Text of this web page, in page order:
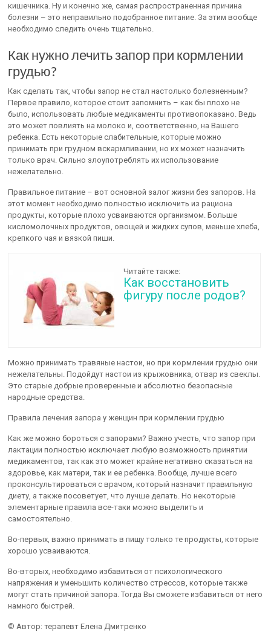
кишечника. Ну и конечно же, самая распространенная причина
болезни – это неправильно подобранное питание. За этим вообще
необходимо следить очень тщательно.
Как нужно лечить запор при кормлении
грудью?
Как сделать так, чтобы запор не стал настолько болезненным?
Первое правило, которое стоит запомнить – как бы плохо не
было, использовать любые медикаменты противопоказано. Ведь
это может повлиять на молоко и, соответственно, на Вашего
ребенка. Есть некоторые слабительные, которые можно
принимать при грудном вскармливании, но их может назначить
только врач. Сильно злоупотреблять их использование
нежелательно.
Правильное питание – вот основной залог жизни без запоров. На
этот момент необходимо полностью исключить из рациона
продукты, которые плохо усваиваются организмом. Больше
кисломолочных продуктов, овощей и жидких супов, меньше хлеба,
крепкого чая и вязкой пиши.
Читайте также:
Как восстановить
фигуру после родов?
Можно принимать травяные настои, но при кормлении грудью они
нежелательны. Подойдут настои из крыжовника, отвар из свеклы.
Это старые добрые проверенные и абсолютно безопасные
народные средства.
Правила лечения запора у женщин при кормлении грудью
Как же можно бороться с запорами? Важно учесть, что запор при
лактации полностью исключает любую возможность принятии
медикаментов, так как это может крайне негативно сказаться на
здоровье, как матери, так и ее ребенка. Вообще, лучше всего
проконсультироваться с врачом, который назначит правильную
диету, а также посоветует, что лучше делать. Но некоторые
элементарные правила все-таки можно выделить и
самостоятельно.
Во-первых, важно принимать в пищу только те продукты, которые
хорошо усваиваются.
Во-вторых, необходимо избавиться от психологического
напряжения и уменьшить количество стрессов, которые также
могут стать причиной запора. Тогда Вы сможете избавиться от него
намного быстрей.
© Автор: терапевт Елена Дмитренко